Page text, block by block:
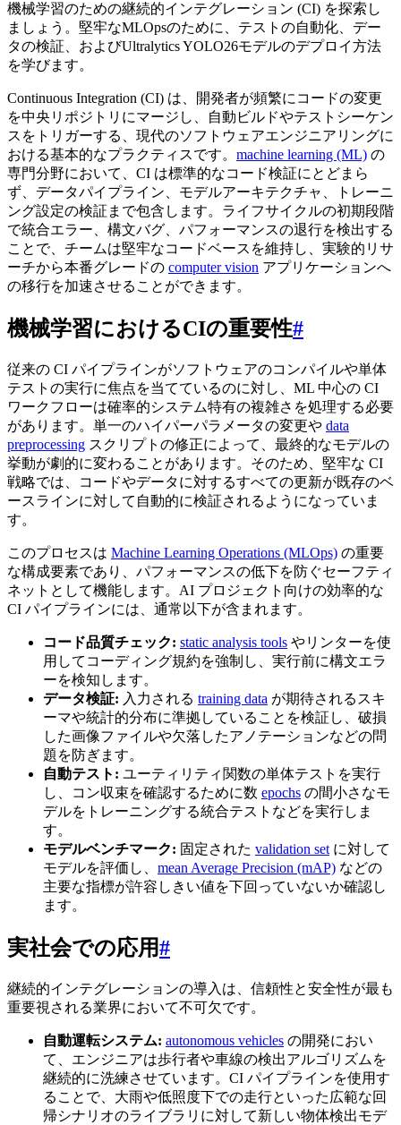
機械学習のための継続的インテグレーション (CI) を探索し
ましょう。堅牢なMLOpsのために、テストの自動化、デー
タの検証、およびUltralytics YOLO26モデルのデプロイ方法
を学びます。
Continuous Integration (CI) は、開発者が頻繁にコードの変更
を中央リポジトリにマージし、自動ビルドやテストシーケン
スをトリガーする、現代のソフトウェアエンジニアリングに
おける基本的なプラクティスです。 machine learning (ML) の
専門分野において、CI は標準的なコード検証にとどまら
ず、データパイプライン、モデルアーキテクチャ、トレーニ
ング設定の検証まで包含します。ライフサイクルの初期段階
で統合エラー、構文バグ、パフォーマンスの退行を検出する
ことで、チームは堅牢なコードベースを維持し、実験的リサ
ーチから本番グレードの computer vision アプリケーションへ
の移行を加速させることができます。
機械学習におけるCIの重要性#
従来の CI パイプラインがソフトウェアのコンパイルや単体
テストの実行に焦点を当てているのに対し、ML 中心の CI
ワークフローは確率的システム特有の複雑さを処理する必要
があります。単一のハイパーパラメータの変更や data
preprocessing スクリプトの修正によって、最終的なモデルの
挙動が劇的に変わることがあります。そのため、堅牢な CI
戦略では、コードやデータに対するすべての更新が既存のベ
ースラインに対して自動的に検証されるようになっていま
す。
このプロセスは Machine Learning Operations (MLOps) の重要
な構成要素であり、パフォーマンスの低下を防ぐセーフティ
ネットとして機能します。AI プロジェクト向けの効率的な
CI パイプラインには、通常以下が含まれます。
コード品質チェック: static analysis tools やリンターを使
用してコーディング規約を強制し、実行前に構文エラ
ーを検知します。
データ検証: 入力される training data が期待されるスキ
ーマや統計的分布に準拠していることを検証し、破損
した画像ファイルや欠落したアノテーションなどの問
題を防ぎます。
自動テスト: ユーティリティ関数の単体テストを実行
し、コン収束を確認するために数 epochs の間小さなモ
デルをトレーニングする統合テストなどを実行しま
す。
モデルベンチマーク: 固定された validation set に対して
モデルを評価し、 mean Average Precision (mAP) などの
主要な指標が許容しきい値を下回っていないか確認し
ます。
実社会での応用#
継続的インテグレーションの導入は、信頼性と安全性が最も
重要視される業界において不可欠です。
自動運転システム: autonomous vehicles の開発におい
て、エンジニアは歩行者や車線の検出アルゴリズムを
継続的に洗練させています。CI パイプラインを使用す
ることで、大雨や低照度下での走行といった広範な回
帰シナリオのライブラリに対して新しい物体検出モデ